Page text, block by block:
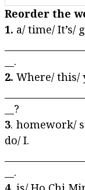
Reorder the
1. a/ time/ It’s/
__.
2. Where/ this/
__?
3. homework/
do/ I.
__.